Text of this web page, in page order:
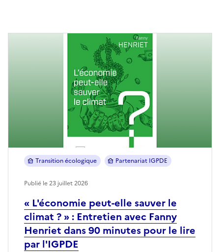
« L'économie peut-elle sauver le
climat ? » : Entretien avec Fanny
Henriet dans 90 minutes pour le lire
par l'IGPDE
Transition écologique Partenariat IGPDE
Publié le 23 juillet 2026